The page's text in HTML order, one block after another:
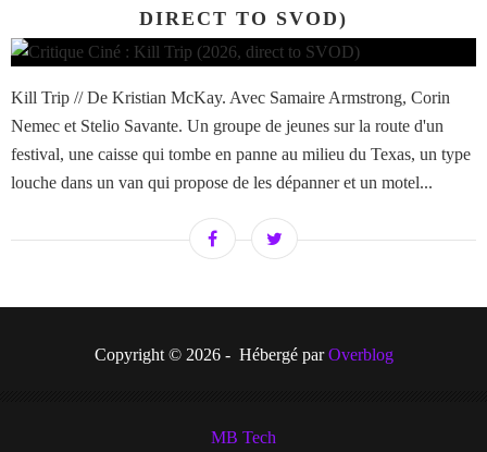
DIRECT TO SVOD)
Kill Trip // De Kristian McKay. Avec Samaire Armstrong, Corin
Nemec et Stelio Savante. Un groupe de jeunes sur la route d'un
festival, une caisse qui tombe en panne au milieu du Texas, un type
louche dans un van qui propose de les dépanner et un motel...
Copyright © 2026 - Hébergé parOverblog
MB Tech